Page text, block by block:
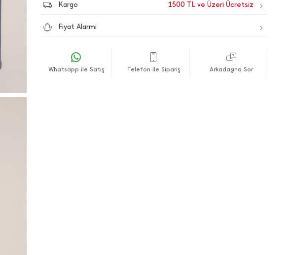
Kargo 1500 TL ve Üzeri Ücretsiz
Fiyat Alarmı
Whatsapp ile Satış Telefon ile Sipariş Arkadaşına Sor